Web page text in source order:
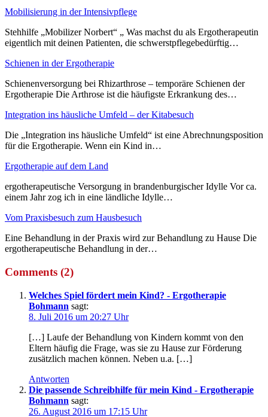
Mobilisierung in der Intensivpflege
Stehhilfe „Mobilizer Norbert“ „ Was machst du als Ergotherapeutin
eigentlich mit deinen Patienten, die schwerstpflegebedürftig…
Schienen in der Ergotherapie
Schienenversorgung bei Rhizarthrose – temporäre Schienen der
Ergotherapie Die Arthrose ist die häufigste Erkrankung des…
Integration ins häusliche Umfeld – der Kitabesuch
Die „Integration ins häusliche Umfeld“ ist eine Abrechnungsposition
für die Ergotherapie. Wenn ein Kind in…
Ergotherapie auf dem Land
ergotherapeutische Versorgung in brandenburgischer Idylle Vor ca.
einem Jahr zog ich in eine ländliche Idylle…
Vom Praxisbesuch zum Hausbesuch
Eine Behandlung in der Praxis wird zur Behandlung zu Hause Die
ergotherapeutische Behandlung in der…
Comments (2)
Welches Spiel fördert mein Kind? - Ergotherapie
Bohmann sagt:
8. Juli 2016 um 20:27 Uhr
[…] Laufe der Behandlung von Kindern kommt von den
Eltern häufig die Frage, was sie zu Hause zur Förderung
zusätzlich machen können. Neben u.a. […]
Antworten
Die passende Schreibhilfe für mein Kind - Ergotherapie
Bohmann sagt:
26. August 2016 um 17:15 Uhr